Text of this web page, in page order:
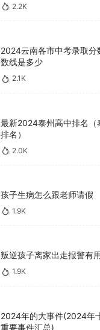
2.2K
2024云南各市中考录取分
数线是多少
2.1K
最新2024泰州高中排名（
排名）
2.0K
孩子生病怎么跟老师请假
1.9K
叛逆孩子离家出走报警有
1.9K
2024年的大事件(2024年
重要事件汇总)